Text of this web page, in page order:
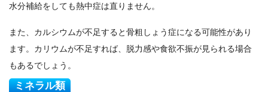
水分補給をしても熱中症は直りません。
また、カルシウムが不足すると骨粗しょう症になる可能性があり
ます。カリウムが不足すれば、脱力感や食欲不振が見られる場合
もあるでしょう。
ミネラル類